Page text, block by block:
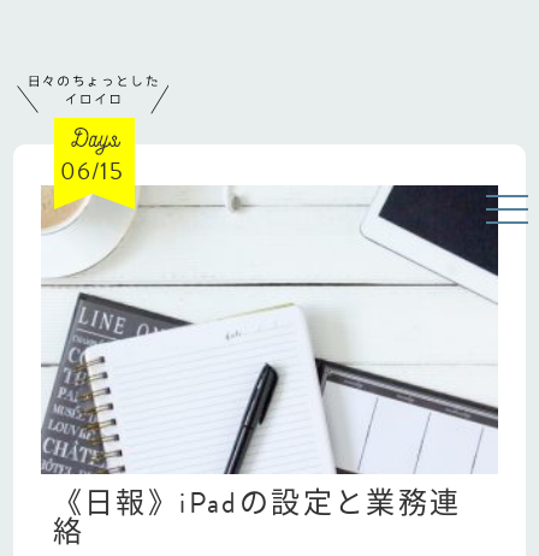
06/15
《日報》iPadの設定と業務連
絡